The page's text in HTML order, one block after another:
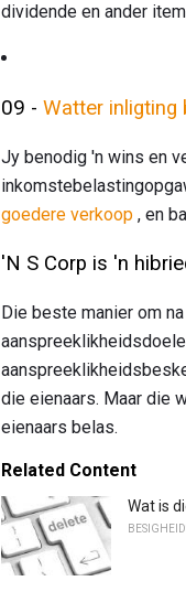
dividende en ander
09 - Watter inligting
Jy benodig 'n wins en
goedere verkoop , en
'N S Corp is 'n
Die beste manier om
die eienaars. Maar die
eienaars belas.
Related Content
Wat is